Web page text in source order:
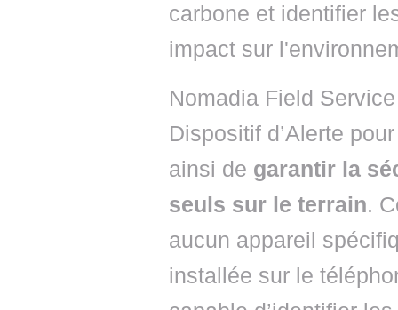
carbone et identifier
impact sur
Nomadia Field
Dispositif d’Alerte
ainsi de garantir la
seuls sur le terrain.
aucun appareil
installée sur le